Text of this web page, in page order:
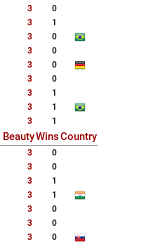
3
0
3
1
3
0
3
0
3
0
3
0
3
1
3
1
3 1
BeautyWinsCountry
3
0
3
0
3
1
3
1
3
0
3
0
3
0